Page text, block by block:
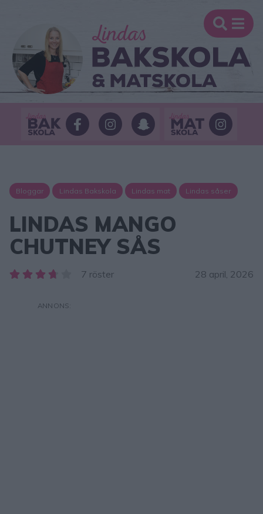
Bloggar Lindas Bakskola Lindas mat Lindas såser
LINDAS MANGO
CHUTNEY SÅS
7 röster 28 april, 2026